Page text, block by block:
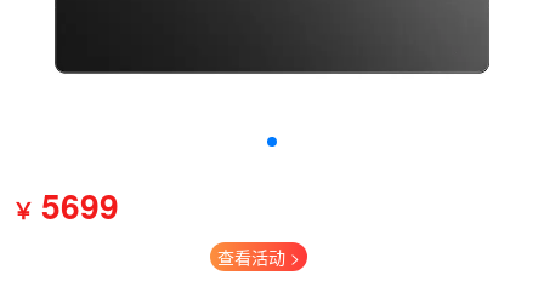
￥ 5699
查看活动 >